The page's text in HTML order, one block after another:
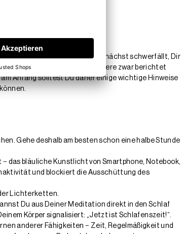
möglich, dass es auch Dir zunächst schwerfällt, Dir
angeblichem Nutzen Dir andere zwar berichtet
Anfang solltest Du daher einige wichtige Hinweise
Gehe deshalb am besten schon eine halbe Stunde
das bläuliche Kunstlicht von Smartphone, Notebook,
und blockiert die Ausschüttung des
Lichterketten.
Du aus Deiner Meditation direkt in den Schlaf
Körper signalisiert: „Jetzt ist Schlafenszeit!“.
anderer Fähigkeiten − Zeit, Regelmäßigkeit und